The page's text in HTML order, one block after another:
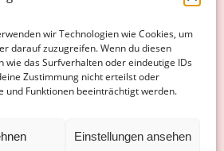
wir Technologien wie Cookies, um
darauf zuzugreifen. Wenn du diesen
das Surfverhalten oder eindeutige IDs
Zustimmung nicht erteilst oder
Funktionen beeinträchtigt werden.
Einstellungen ansehen
COOKIE-RICHTLINIE (EU)